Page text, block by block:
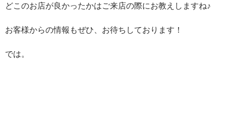
どこのお店が良かったかはご来店の際にお教えしますね♪
お客様からの情報もぜひ、お待ちしております！
では。